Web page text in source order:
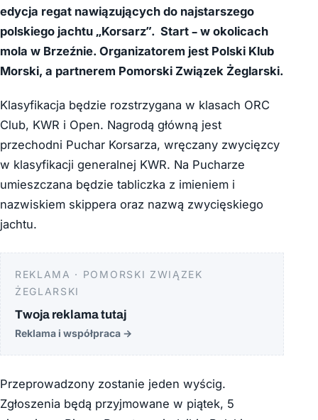
edycja regat nawiązujących do najstarszego
polskiego jachtu „Korsarz”. Start – w okolicach
mola w Brzeźnie. Organizatorem jest Polski Klub
Morski, a partnerem Pomorski Związek Żeglarski.
Klasyfikacja będzie rozstrzygana w klasach ORC
Club, KWR i Open. Nagrodą główną jest
przechodni Puchar Korsarza, wręczany zwycięzcy
w klasyfikacji generalnej KWR. Na Pucharze
umieszczana będzie tabliczka z imieniem i
nazwiskiem skippera oraz nazwą zwycięskiego
jachtu.
REKLAMA · POMORSKI ZWIĄZEK
ŻEGLARSKI
Twoja reklama tutaj
Reklama i współpraca →
Przeprowadzony zostanie jeden wyścig.
Zgłoszenia będą przyjmowane w piątek, 5